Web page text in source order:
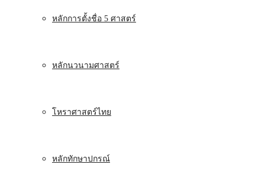
หลักการตั้งชื่อ 5 ศาสตร์
หลักนวนามศาสตร์
โหราศาสตร์ไทย
หลักทักษาปกรณ์